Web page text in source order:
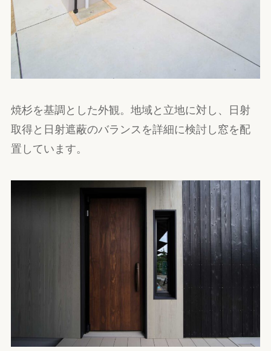
焼杉を基調とした外観。地域と立地に対し、日射
取得と日射遮蔽のバランスを詳細に検討し窓を配
置しています。